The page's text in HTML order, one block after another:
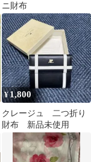
ニ財布
¥1,800
クレージュ 二つ折り
財布 新品未使用